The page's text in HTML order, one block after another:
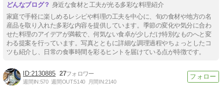
身近な食材と工夫が光る多彩な料理紹介
家庭で手軽に楽しめるレシピや料理の工夫を中心に、旬の食材や地方の名
産品を取り入れた多彩な内容を提供しています。季節の変化や気分に合わ
せた料理のアイデアが満載で、何気ない食卓が少しだけ特別なものへと変
わる提案を行っています。写真とともに詳細な調理過程やちょっとしたコ
ツも紹介し、日常の食事時間を彩るヒントを届けている点が特徴です。
2130885 27
週間IN:570 週間OUT:5140 月間IN:2140